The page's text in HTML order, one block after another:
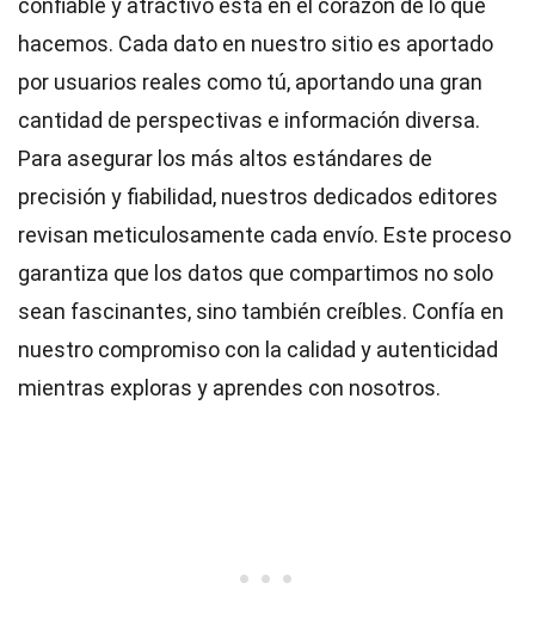
confiable y atractivo está en el corazón de lo que
hacemos. Cada dato en nuestro sitio es aportado
por usuarios reales como tú, aportando una gran
cantidad de perspectivas e información diversa.
Para asegurar los más altos estándares de
precisión y fiabilidad, nuestros dedicados editores
revisan meticulosamente cada envío. Este proceso
garantiza que los datos que compartimos no solo
sean fascinantes, sino también creíbles. Confía en
nuestro compromiso con la calidad y autenticidad
mientras exploras y aprendes con nosotros.